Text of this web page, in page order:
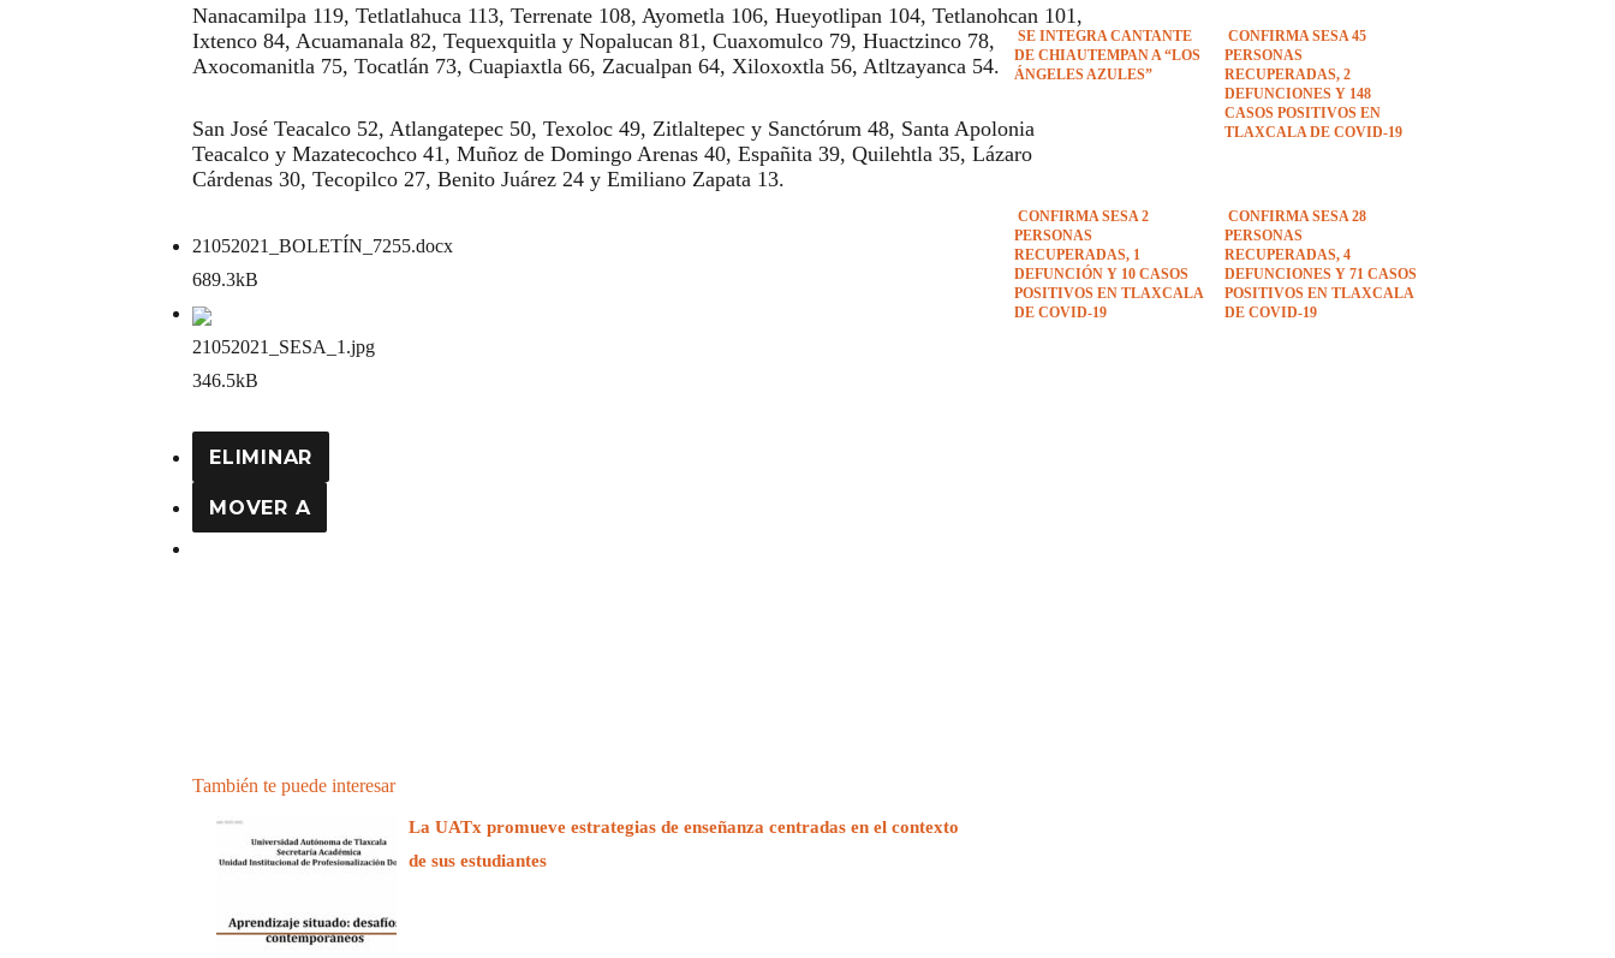
Nanacamilpa 119, Tetlatlahuca 113, Terrenate 108, Ayometla 106, Hueyotlipan 104, Tetlanohcan 101,
Ixtenco 84, Acuamanala 82, Tequexquitla y Nopalucan 81, Cuaxomulco 79, Huactzinco 78,
Axocomanitla 75, Tocatlán 73, Cuapiaxtla 66, Zacualpan 64, Xiloxoxtla 56, Atltzayanca 54.
San José Teacalco 52, Atlangatepec 50, Texoloc 49, Zitlaltepec y Sanctórum 48, Santa Apolonia
Teacalco y Mazatecochco 41, Muñoz de Domingo Arenas 40, Españita 39, Quilehtla 35, Lázaro
Cárdenas 30, Tecopilco 27, Benito Juárez 24 y Emiliano Zapata 13.
21052021_BOLETÍN_7255.docx
689.3kB
21052021_SESA_1 .jpg
346.5kB
ELIMINAR
MOVER A
También te puede interesar
La UATx promueve estrategias de enseñanza centradas en el contexto
de sus estudiantes
SE INTEGRA CANTANTE
DE CHIAUTEMPAN A “LOS
ÁNGELES AZULES”
CONFIRMA SESA 45
PERSONAS
RECUPERADAS, 2
DEFUNCIONES Y 148
CASOS POSITIVOS EN
TLAXCALA DE COVID-19
CONFIRMA SESA 2
PERSONAS
RECUPERADAS, 1
DEFUNCIÓN Y 10 CASOS
POSITIVOS EN TLAXCALA
DE COVID-19
CONFIRMA SESA 28
PERSONAS
RECUPERADAS, 4
DEFUNCIONES Y 71 CASOS
POSITIVOS EN TLAXCALA
DE COVID-19